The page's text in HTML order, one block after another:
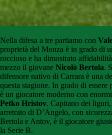
Nella difesa a tre partiamo con
proprietà del Monza è in grado di
roccioso e ha dimostrato
mezzo il giovane Nicolò Bertola.
difensore nativo di Carrara è una
questa stagione. In grado di essere
è un giocatore moderno con
Petko Hristov. Capitano dei
arretrato di D’Angelo, con
Bertola e Antov, è il giocatore
la Serie B.